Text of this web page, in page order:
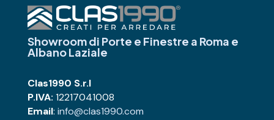
Showroom di Porte e Finestre a Roma e
Albano Laziale
Clas1990 S.r.l
P.IVA: 12217041008
Email: info@clas1990.com